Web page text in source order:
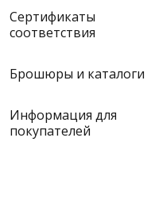
Сертификаты
соответствия
Брошюры и каталоги
Информация для
покупателей